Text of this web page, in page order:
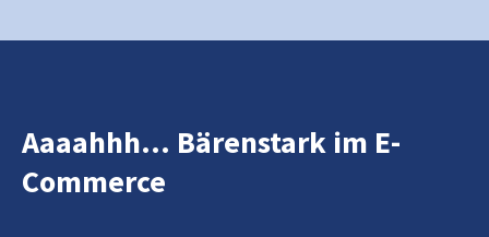
Aaaahhh... Bärenstark im E-
Commerce